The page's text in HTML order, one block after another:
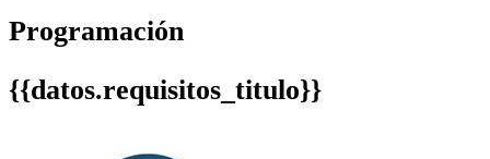
Programación
{{datos.requisitos_titulo}}